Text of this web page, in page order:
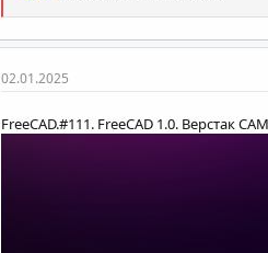
а
к
и
02.01.2025
FreeCAD.#111. FreeCAD 1.0. Верстак